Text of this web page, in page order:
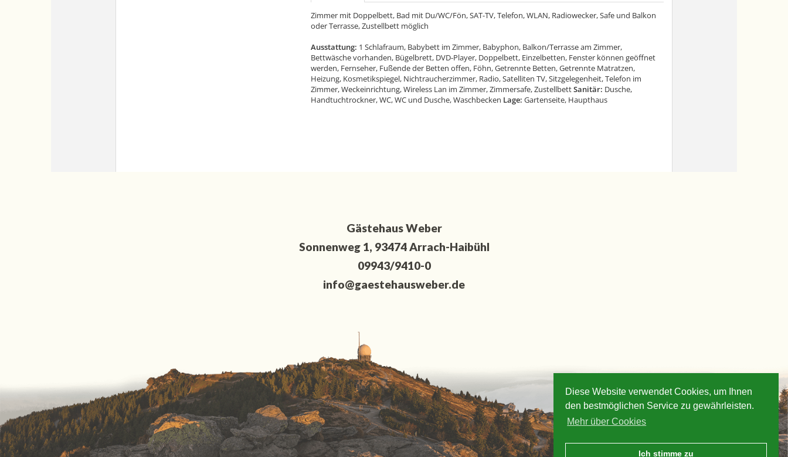
Diese Website verwendet Cookies, um Ihnen
den bestmöglichen Service zu gewährleisten.
Mehr über Cookies
Ich stimme zu
Gästehaus Weber
Sonnenweg 1, 93474 Arrach-Haibühl
09943/9410-0
info@gaestehausweber.de